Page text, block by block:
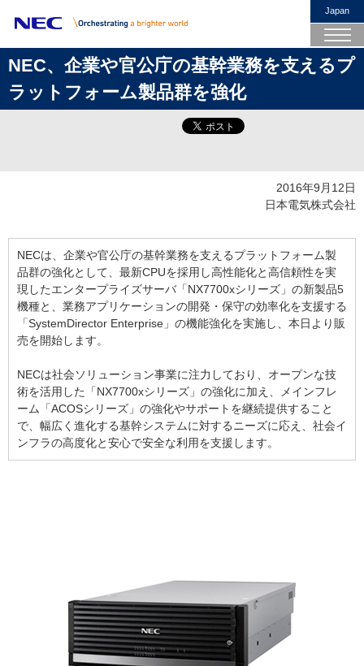
Japan
NEC、企業や官公庁の基幹業務を支えるプ
ラットフォーム製品群を強化
2016年9月12日
日本電気株式会社
NECは、企業や官公庁の基幹業務を支えるプラットフォーム製
品群の強化として、最新CPUを採用し高性能化と高信頼性を実
現したエンタープライズサーバ「NX7700xシリーズ」の新製品5
機種と、業務アプリケーションの開発・保守の効率化を支援する
「SystemDirector Enterprise」の機能強化を実施し、本日より販
売を開始します。
NECは社会ソリューション事業に注力しており、オープンな技
術を活用した「NX7700xシリーズ」の強化に加え、メインフレ
ーム「ACOSシリーズ」の強化やサポートを継続提供すること
で、幅広く進化する基幹システムに対するニーズに応え、社会イ
ンフラの高度化と安心で安全な利用を支援します。